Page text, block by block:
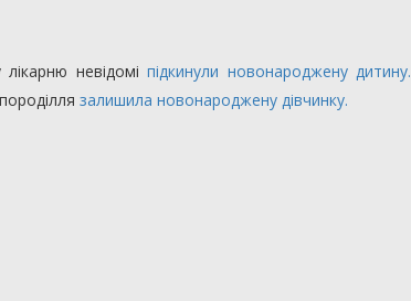
невідомі підкинули новонароджену дитину.
залишила новонароджену дівчинку.